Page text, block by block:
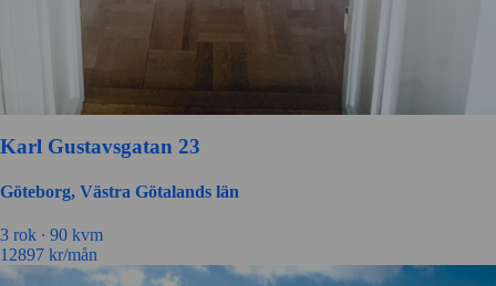
Karl Gustavsgatan 23
Göteborg, Västra Götalands län
3 rok ∙ 90 kvm
12897 kr/mån